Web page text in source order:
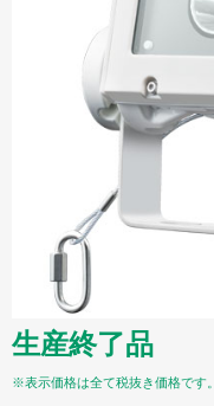
生産終了品
※表示価格は全て税抜き価格です。